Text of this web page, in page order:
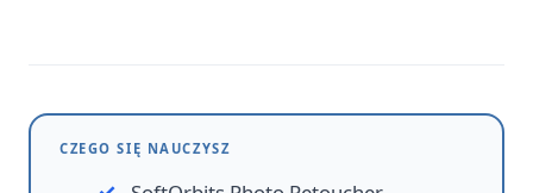
CZEGO SIĘ NAUCZYSZ